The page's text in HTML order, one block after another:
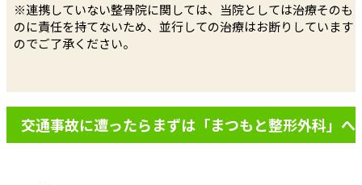
※連携していない整骨院に関しては、当院としては治療そのも
のに責任を持てないため、並行しての治療はお断りしています
のでご了承ください。
交通事故に遭ったらまずは「まつもと整形外科」へ